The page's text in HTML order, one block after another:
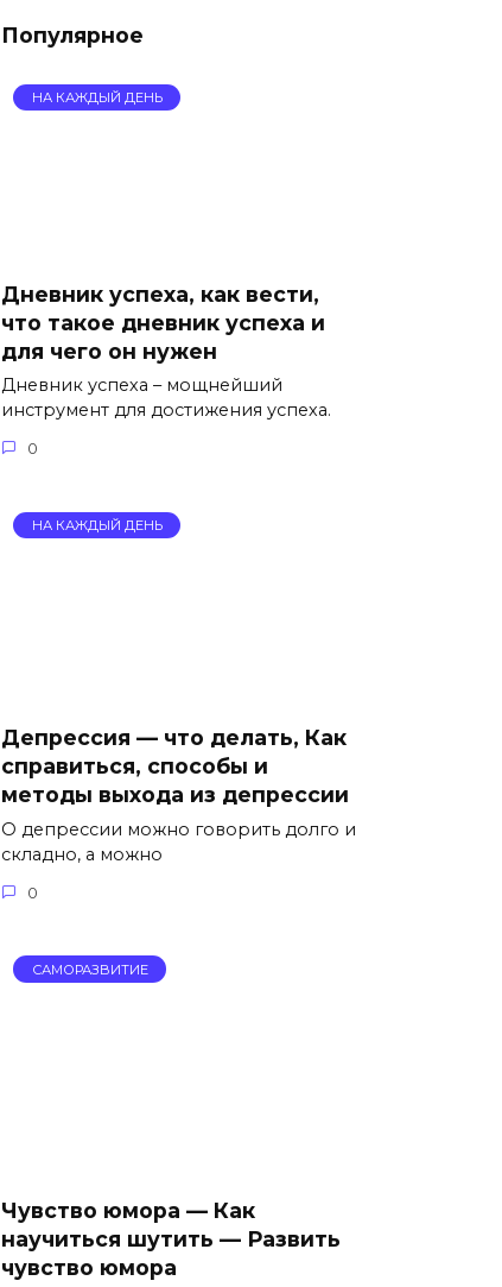
Популярное
НА КАЖДЫЙ ДЕНЬ
Дневник успеха, как вести,
что такое дневник успеха и
для чего он нужен
Дневник успеха – мощнейший
инструмент для достижения успеха.
0
НА КАЖДЫЙ ДЕНЬ
Депрессия — что делать, Как
справиться, способы и
методы выхода из депрессии
О депрессии можно говорить долго и
складно, а можно
0
САМОРАЗВИТИЕ
Чувство юмора — Как
научиться шутить — Развить
чувство юмора